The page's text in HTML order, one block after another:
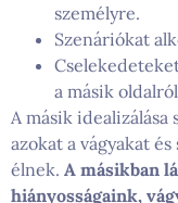
személyre.
Szenáriókat
a másik
A másik
azokat a vágyakat
élnek. A másikban
hiányosságaink,